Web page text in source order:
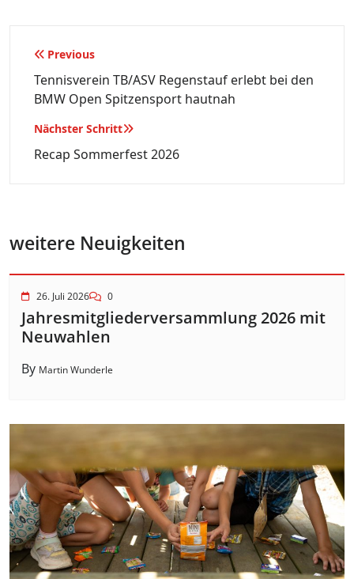
Beitragsnavigation
Previous
Tennisverein TB/ASV Regenstauf erlebt bei den
BMW Open Spitzensport hautnah
Nächster Schritt
Recap Sommerfest 2026
weitere Neuigkeiten
26. Juli 2026 0
Jahresmitgliederversammlung 2026 mit
Neuwahlen
By Martin Wunderle